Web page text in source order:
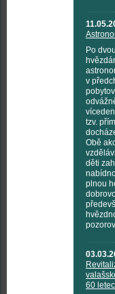
Po
v
tzv.
Obě
děti
plnou
60